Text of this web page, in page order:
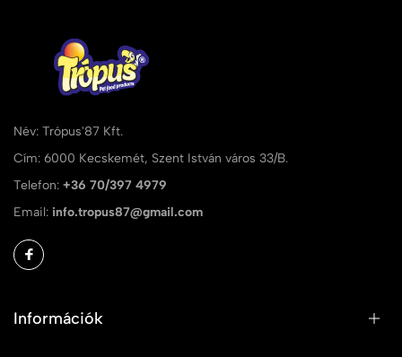
Név: Trópus'87 Kft.
Cím: 6000 Kecskemét, Szent István város 33/B.
Telefon: +36 70/397 4979
Email: info.tropus87@gmail.com
Információk